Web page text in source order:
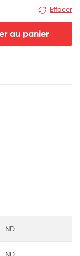
Effacer
au panier
ND